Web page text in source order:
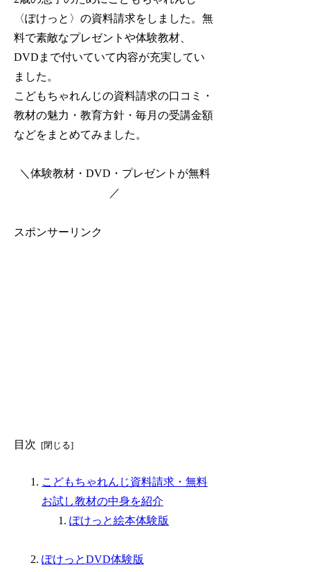
〈ぽけっと〉の資料請求をしました。無
料で素敵なプレゼントや体験教材、
DVDまで付いていて内容が充実してい
ました。
こどもちゃれんじの資料請求の口コミ・
教材の魅力・教育方針・毎月の受講金額
などをまとめてみました。
＼体験教材・DVD・プレゼントが無料
／
スポンサーリンク
目次
こどもちゃれんじ資料請求・無料
お試し教材の中身を紹介
ぽけっと絵本体験版
ぽけっとDVD体験版